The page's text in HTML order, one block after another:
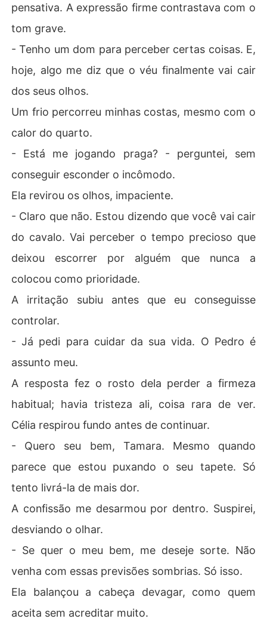
pensativa. A expressão firme contrastava com o
tom grave.
- Tenho um dom para perceber certas coisas. E,
hoje, algo me diz que o véu finalmente vai cair
dos seus olhos.
Um frio percorreu minhas costas, mesmo com o
calor do quarto.
- Está me jogando praga? - perguntei, sem
conseguir esconder o incômodo.
Ela revirou os olhos, impaciente.
- Claro que não. Estou dizendo que você vai cair
do cavalo. Vai perceber o tempo precioso que
deixou escorrer por alguém que nunca a
colocou como prioridade.
A irritação subiu antes que eu conseguisse
controlar.
- Já pedi para cuidar da sua vida. O Pedro é
assunto meu.
A resposta fez o rosto dela perder a firmeza
habitual; havia tristeza ali, coisa rara de ver.
Célia respirou fundo antes de continuar.
- Quero seu bem, Tamara. Mesmo quando
parece que estou puxando o seu tapete. Só
tento livrá-la de mais dor.
A confissão me desarmou por dentro. Suspirei,
desviando o olhar.
- Se quer o meu bem, me deseje sorte. Não
venha com essas previsões sombrias. Só isso.
Ela balançou a cabeça devagar, como quem
aceita sem acreditar muito.